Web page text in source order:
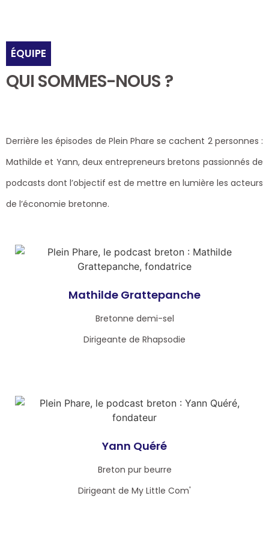
ÉQUIPE
QUI SOMMES-NOUS ?
Derrière les épisodes de Plein Phare se cachent 2 personnes :
Mathilde et Yann, deux entrepreneurs bretons passionnés de
podcasts dont l’objectif est de mettre en lumière les acteurs
de l’économie bretonne.
Mathilde Grattepanche
Bretonne demi-sel
Dirigeante de Rhapsodie
Yann Quéré
Breton pur beurre
Dirigeant de My Little Com'